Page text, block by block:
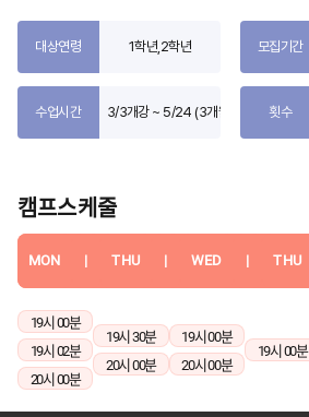
대상연령 1학년,2학년 모집기간
수업시간 3/3개강 ~ 5/24 (3개월) 횟수
캠프스케줄
MON | THU | WED | THU
19시 00분
19시 02분
20시 00분
19시 30분
20시 00분
19시 00분
20시 00분
19시 00분